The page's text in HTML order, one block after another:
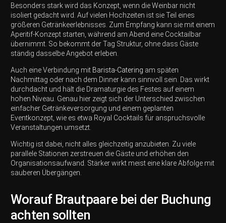
Besonders stark wird das Konzept, wenn die Weinbar nicht
isoliert gedacht wird. Auf vielen Hochzeiten ist sie Teil eines
größeren Getränkeerlebnisses. Zum Empfang kann sie mit einem
Aperitif-Konzept starten, während am Abend eine Cocktailbar
übernimmt. So bekommt der Tag Struktur, ohne dass Gäste
ständig dasselbe Angebot erleben.
Auch eine Verbindung mit Barista-Catering am späten
Nachmittag oder nach dem Dinner kann sinnvoll sein. Das wirkt
durchdacht und hält die Dramaturgie des Festes auf einem
hohen Niveau. Genau hier zeigt sich der Unterschied zwischen
einfacher Getränkeversorgung und einem geplanten
Eventkonzept, wie es etwa Royal Cocktails für anspruchsvolle
Veranstaltungen umsetzt.
Wichtig ist dabei, nicht alles gleichzeitig anzubieten. Zu viele
parallele Stationen zerstreuen die Gäste und erhöhen den
Organisationsaufwand. Stärker wirkt meist eine klare Abfolge mit
sauberen Übergängen.
Worauf Brautpaare bei der Buchung
achten sollten